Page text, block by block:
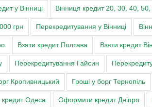
у Вінниці Вінниця кредит 20, 30, 40,
грн Перекредитування у Вінниці
Взяти кредит Полтава Взяти кредит
Перекредитування Гайсин
Кропивницький Гроші у борг Тернопіль
Одеса Оформити кредит Дніпро